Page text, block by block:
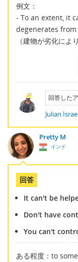
例文：
- To an extent, it
degenerates
（建物が劣化によ
回答した
Julian
Pretty M
インド
回答
It can't be
Don't have
You can't
ある程度：to